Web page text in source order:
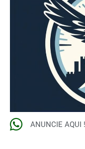
ANUNCIE AQUI !